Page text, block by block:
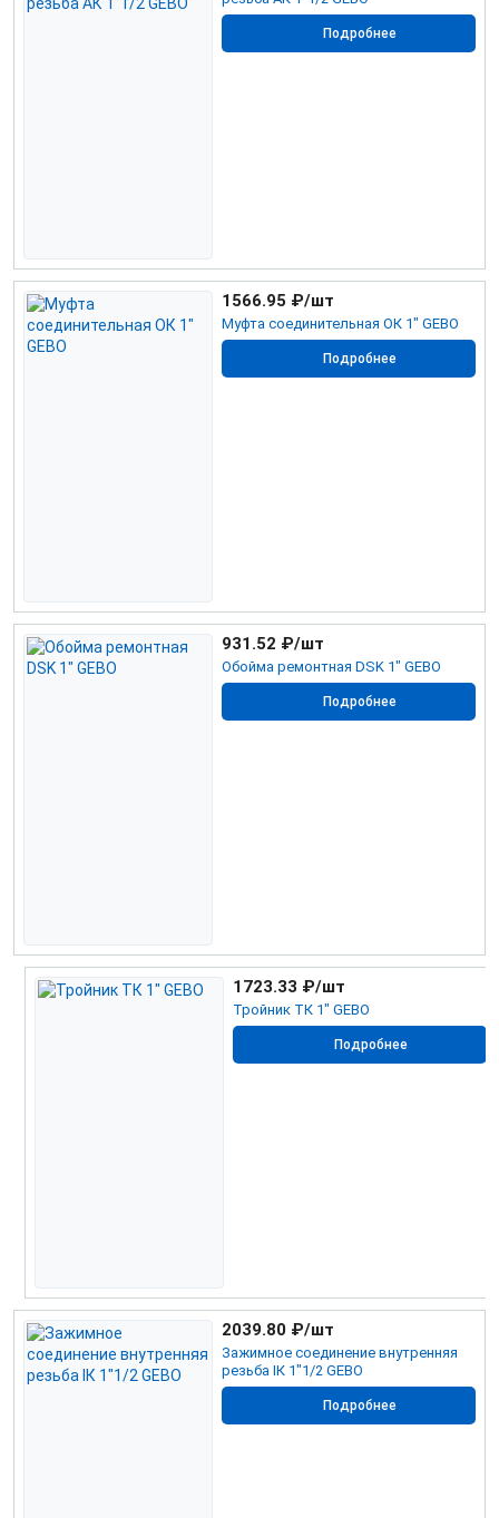
Подробнее
Муфта соединительная ОК 1" GEBO
1566.95 ₽/шт
Подробнее
Обойма ремонтная DSK 1" GEBO
931.52 ₽/шт
Подробнее
Тройник ТК 1" GEBO
1723.33 ₽/шт
Подробнее
Зажимное соединение внутренняя
резьба IК 1"1/2 GEBO
2039.80 ₽/шт
Подробнее